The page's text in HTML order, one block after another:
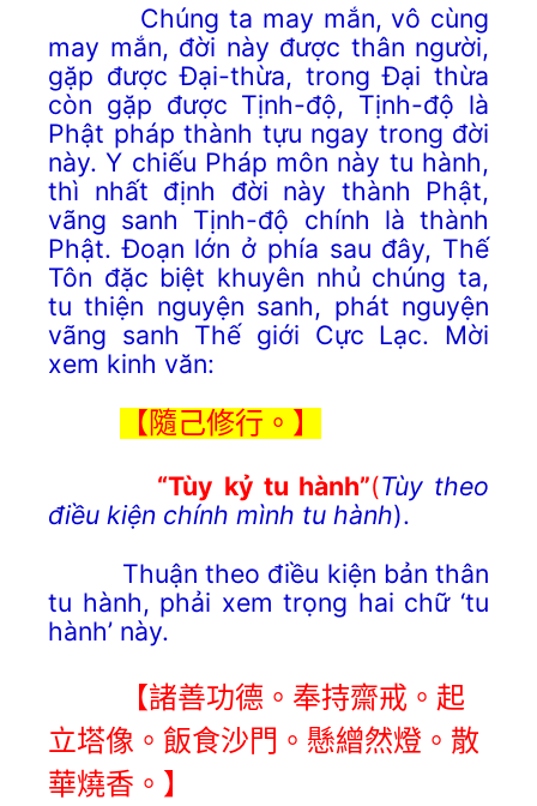
Chúng ta may mắn, vô cùng
may mắn, đời này được thân người,
gặp được Đại-thừa, trong Đại thừa
còn gặp được Tịnh-độ, Tịnh-độ là
Phật pháp thành tựu ngay trong đời
này. Y chiếu Pháp môn này tu hành,
thì nhất định đời này thành Phật,
vãng sanh Tịnh-độ chính là thành
Phật. Đoạn lớn ở phía sau đây, Thế
Tôn đặc biệt khuyên nhủ chúng ta,
tu thiện nguyện sanh, phát nguyện
vãng sanh Thế giới Cực Lạc. Mời
xem kinh văn:
【隨己修行。】
“Tùy kỷ tu hành”(Tùy theo
điều kiện chính mình tu hành).
Thuận theo điều kiện bản thân
tu hành, phải xem trọng hai chữ ‘tu
hành’ này.
【諸善功德。奉持齋戒。起
立塔像。飯食沙門。懸繒然燈。散
華燒香。】